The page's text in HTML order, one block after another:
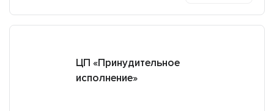
ЦП «Принудительное
исполнение»